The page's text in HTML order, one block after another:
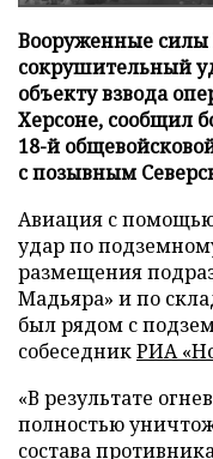
Вооруженные силы
сокрушительный
объекту взвода
Херсоне, сообщил
18-й
с позывным
Авиация с
удар по
размещения
Мадьяра» и по
был рядом с
собеседникРИА
«В результате
полностью
состава